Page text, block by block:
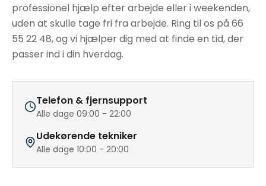
professionel hjælp efter arbejde eller i weekenden,
uden at skulle tage fri fra arbejde. Ring til os på 66
55 22 48, og vi hjælper dig med at finde en tid, der
passer ind i din hverdag.
Telefon & fjernsupport
Alle dage 09:00 - 22:00
Udekørende tekniker
Alle dage 10:00 - 20:00